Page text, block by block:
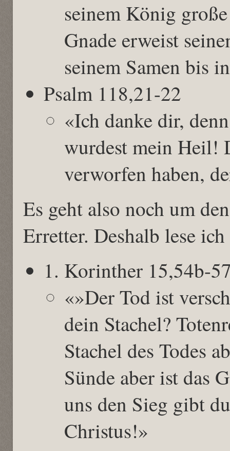
seinem König
Gnade erweist
seinem Samen bis
Psalm 118,21-22
«Ich danke dir,
wurdest mein Heil!
verworfen haben,
Es geht also noch um
Erretter. Deshalb lese
1. Korinther 15,54b-
«»Der Tod ist
dein Stachel?
Stachel des Todes
Sünde aber ist das
uns den Sieg gibt
Christus!»